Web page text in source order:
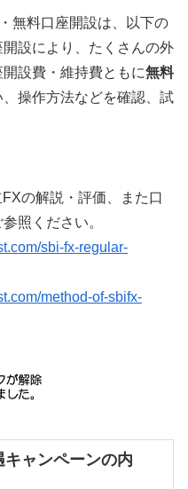
無料口座開設は、以下の
設により、たくさんの外
設費・維持費ともに無料
操作方法などを確認、試
の解説・評価、また口
照ください。
sbi-fx-regular-
method-of-sbifx-
ャンペーンの内